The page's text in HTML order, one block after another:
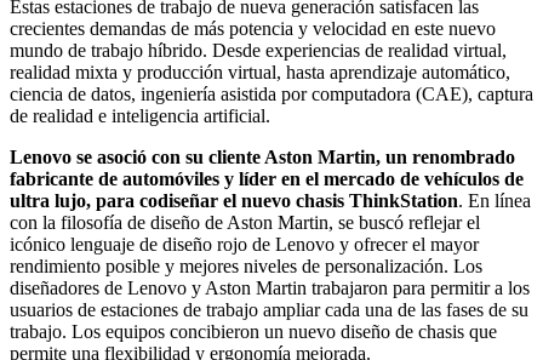
Estas estaciones de trabajo de nueva generación satisfacen las
crecientes demandas de más potencia y velocidad en este nuevo
mundo de trabajo híbrido. Desde experiencias de realidad virtual,
realidad mixta y producción virtual, hasta aprendizaje automático,
ciencia de datos, ingeniería asistida por computadora (CAE), captura
de realidad e inteligencia artificial.
Lenovo se asoció con su cliente Aston Martin, un renombrado
fabricante de automóviles y líder en el mercado de vehículos de
ultra lujo, para codiseñar el nuevo chasis ThinkStation. En línea
con la filosofía de diseño de Aston Martin, se buscó reflejar el
icónico lenguaje de diseño rojo de Lenovo y ofrecer el mayor
rendimiento posible y mejores niveles de personalización. Los
diseñadores de Lenovo y Aston Martin trabajaron para permitir a los
usuarios de estaciones de trabajo ampliar cada una de las fases de su
trabajo. Los equipos concibieron un nuevo diseño de chasis que
permite una flexibilidad y ergonomía mejorada.